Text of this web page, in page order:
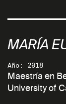
MARÍA
Año: 2018
Maestría en
University of